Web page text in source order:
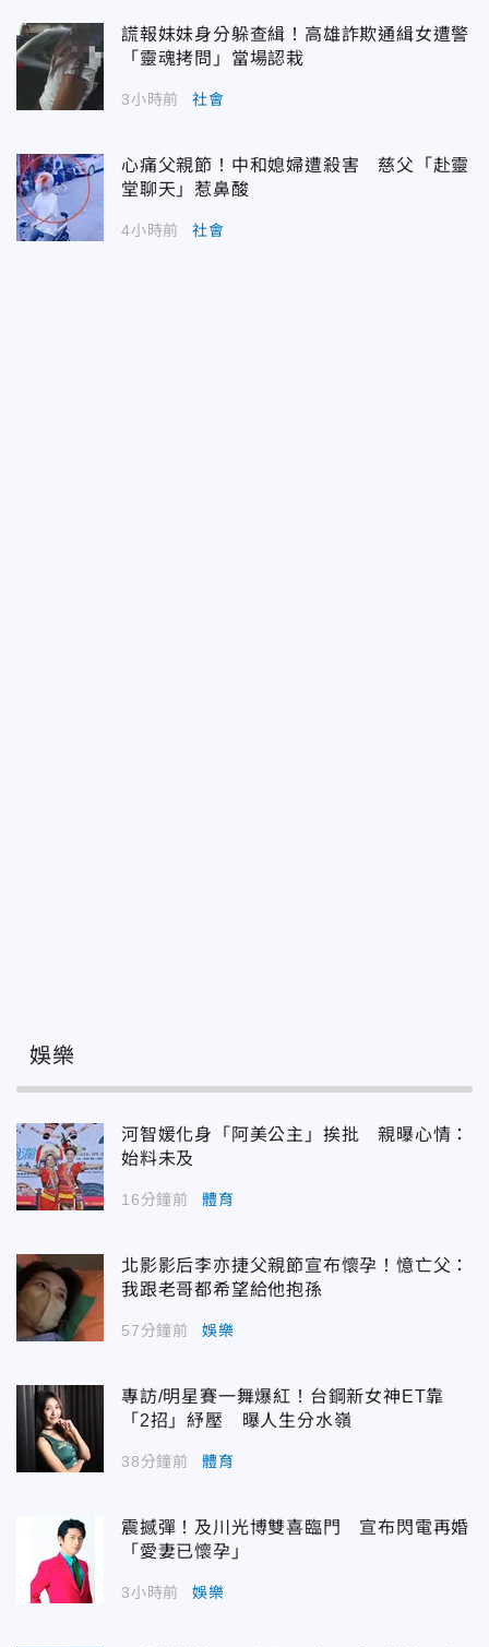
謊報妹妹身分躲查緝！高雄詐欺通緝女遭警
「靈魂拷問」當場認栽
3小時前 社會
心痛父親節！中和媳婦遭殺害 慈父「赴靈
堂聊天」惹鼻酸
4小時前 社會
娛樂
河智媛化身「阿美公主」挨批 親曝心情：
始料未及
16分鐘前 體育
北影影后李亦捷父親節宣布懷孕！憶亡父：
我跟老哥都希望給他抱孫
57分鐘前 娛樂
專訪/明星賽一舞爆紅！台鋼新女神ET靠
「2招」紓壓 曝人生分水嶺
38分鐘前 體育
震撼彈！及川光博雙喜臨門 宣布閃電再婚
「愛妻已懷孕」
3小時前 娛樂